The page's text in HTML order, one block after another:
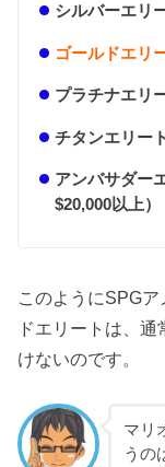
シルバーエ
ゴールドエリ
プラチナエ
チタンエリ
アンバサダー
$20,000以上）
このようにSPG
ドエリートは、
けないのです。
マリ
うの